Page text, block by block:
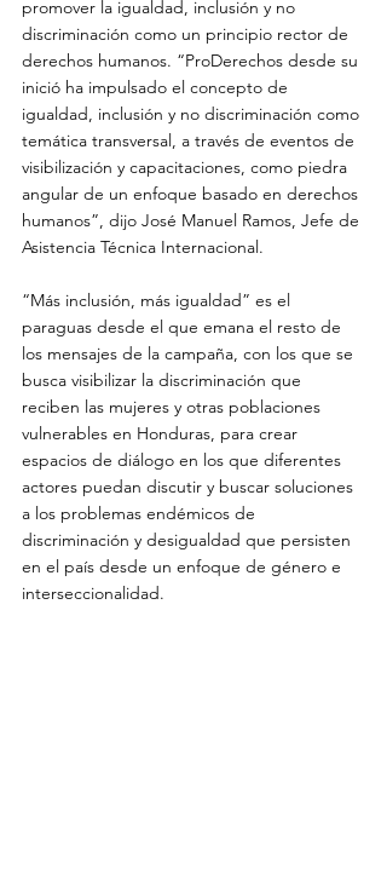
promover la igualdad, inclusión y no
discriminación como un principio rector de
derechos humanos. “ProDerechos desde su
inició ha impulsado el concepto de
igualdad, inclusión y no discriminación como
temática transversal, a través de eventos de
visibilización y capacitaciones, como piedra
angular de un enfoque basado en derechos
humanos”, dijo José Manuel Ramos, Jefe de
Asistencia Técnica Internacional.
“Más inclusión, más igualdad” es el
paraguas desde el que emana el resto de
los mensajes de la campaña, con los que se
busca visibilizar la discriminación que
reciben las mujeres y otras poblaciones
vulnerables en Honduras, para crear
espacios de diálogo en los que diferentes
actores puedan discutir y buscar soluciones
a los problemas endémicos de
discriminación y desigualdad que persisten
en el país desde un enfoque de género e
interseccionalidad.